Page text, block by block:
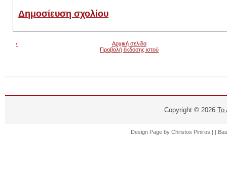
Δημοσίευση σχολίου
‹
Αρχική σελίδα
Προβολή έκδοσης ιστού
Copyright © 2026 Το
Design Page by Christos Piniros | |